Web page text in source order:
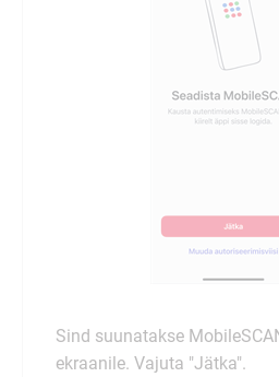
Sind suunatakse
ekraanile. Vajuta "Jätka".